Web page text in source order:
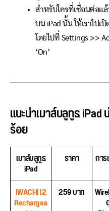
สำหรับใครที่เชื่อมต่อแ
บน iPad นั้น ให้เราไปเ
โดยไปที่ Settings >>
‘On’
แนะนำเมาส์บลูทูธ iPad
ร้อย
เมาส์บลูทูธ
iPad
ราคา กา
IWACHI I2
Rechargea
259 บาท